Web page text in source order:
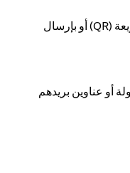
قسّم الفاتورة بسهولة مع الآخرين من خلال عرض رمز الاستجابة السريعة (QR) أو بإرسال
أو عناوين بريدهم